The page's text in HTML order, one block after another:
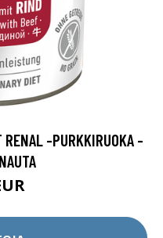
RENAL -PURKKIRUOKA -